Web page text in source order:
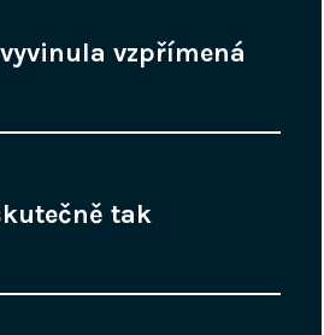
vzpřímená
tak